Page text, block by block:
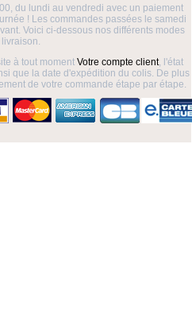
du lundi au vendredi avec un paiement
! Les commandes passées le samedi
Voici ci-dessous nos différents modes
à tout momentVotre compte client, l'état
que la date d'expédition du colis. De plus
de votre commande étape par étape.